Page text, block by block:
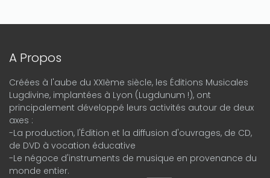
A Propos
Créées à l'aube du XXIème siècle, les Éditions Musicales
Lugdivine, implantées à Lyon (Lugdunum !), ont
principalement développé leurs activités autour de deux
axes :
-La production, l'Édition et la diffusion d'ouvrages, de CD,
de DVD à vocation éducative
-Le négoce d'instruments de musique en provenance du
monde entier.